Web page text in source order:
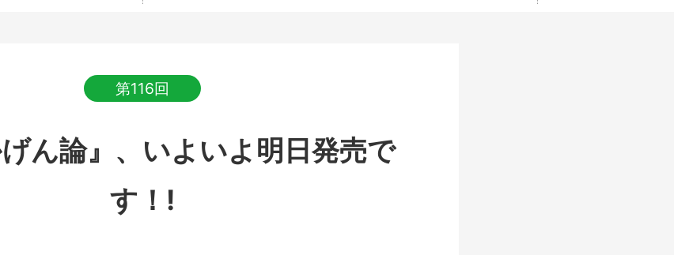
第116回
げん論』、いよいよ明日発売で
す！!